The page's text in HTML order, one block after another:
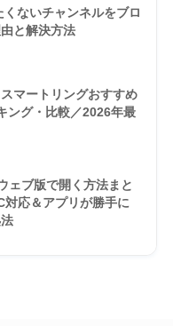
ないチャンネルをブロ
と解決方法
スマートリングおすすめ
ング・比較／2026年最
ェブ版で開く方法まと
対応＆アプリが勝手に